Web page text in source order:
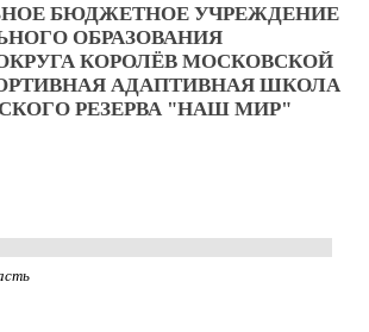
БЮДЖЕТНОЕ УЧРЕЖДЕНИЕ
ОБРАЗОВАНИЯ
КОРОЛЁВ МОСКОВСКОЙ
АДАПТИВНАЯ ШКОЛА
РЕЗЕРВА "НАШ МИР"